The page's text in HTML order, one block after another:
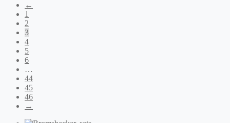
←
1
2
3
4
5
6
…
44
45
46
→